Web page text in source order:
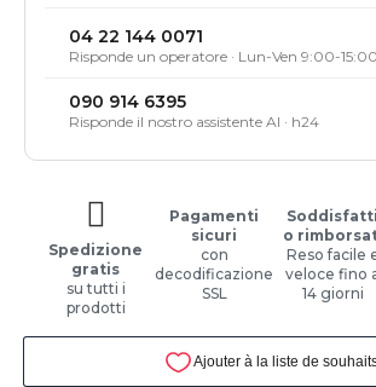
04 22 144 0071
Risponde un operatore · Lun-Ven 9:00-15:00
090 914 6395
Risponde il nostro assistente AI · h24
Spedizione
gratis
su tutti i
prodotti
Pagamenti
sicuri
con
decodificazione
SSL
Soddisfatti
o
Reso facile
veloce fino
14 giorni